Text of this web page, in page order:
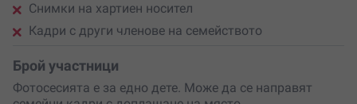
Снимки на хартиен носител
Кадри с други членове на семейството
Брой участници
Фотосесията е за едно дете. Може да се направят